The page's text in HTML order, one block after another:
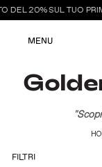
DEL 20% SUL TUO
MENU
FILTRI